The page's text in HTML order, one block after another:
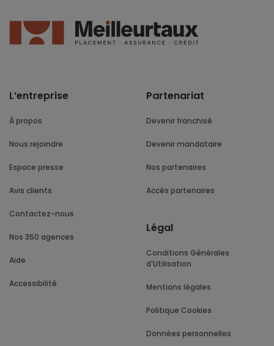
L’entreprise
À propos
Nous rejoindre
Espace presse
Avis clients
Contactez-nous
Nos 350 agences
Aide
Accessibilité
Partenariat
Devenir franchisé
Devenir mandataire
Nos partenaires
Accès partenaires
Légal
Conditions Générales
d'Utilisation
Mentions légales
Politique Cookies
Données personnelles